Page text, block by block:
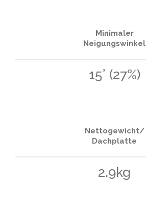
Minimaler
Neigungswinkel
15° (27%)
Nettogewicht/
Dachplatte
2.9kg